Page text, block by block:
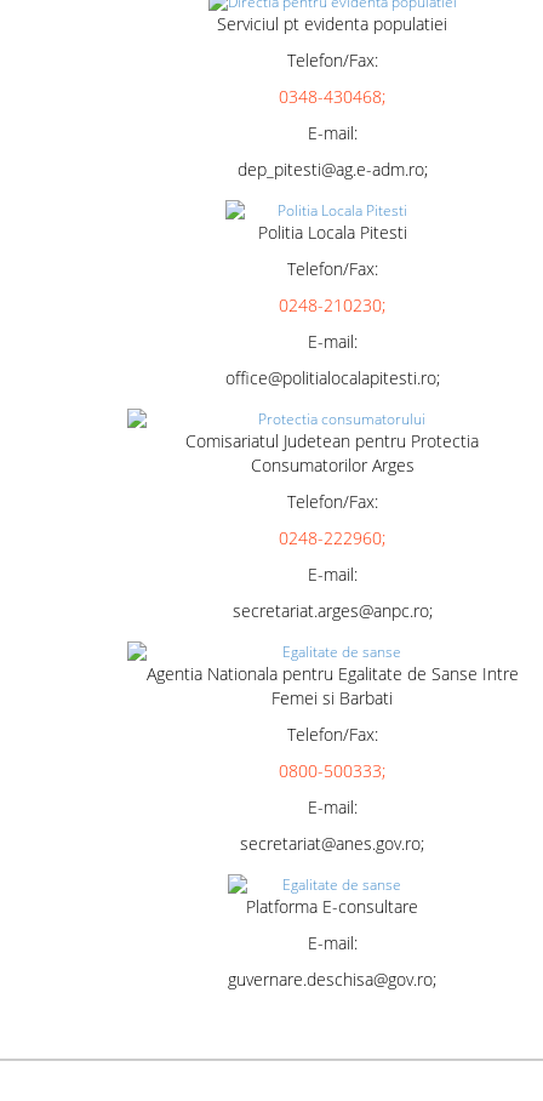
Serviciul pt evidenta populatiei
Telefon/Fax:
0348-430468;
E-mail:
dep_pitesti@ag.e-adm.ro;
Politia Locala Pitesti
Telefon/Fax:
0248-210230;
E-mail:
office@politialocalapitesti.ro;
Comisariatul Judetean pentru Protectia
Consumatorilor Arges
Telefon/Fax:
0248-222960;
E-mail:
secretariat.arges@anpc.ro;
Agentia Nationala pentru Egalitate de Sanse Intre
Femei si Barbati
Telefon/Fax:
0800-500333;
E-mail:
secretariat@anes.gov.ro;
Platforma E-consultare
E-mail:
guvernare.deschisa@gov.ro;